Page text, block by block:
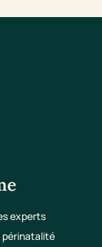
experts
périnatalité